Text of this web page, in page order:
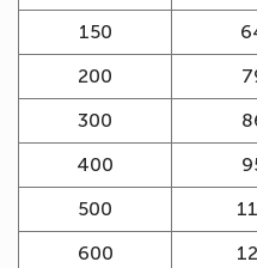
150
200
300
400
500
600